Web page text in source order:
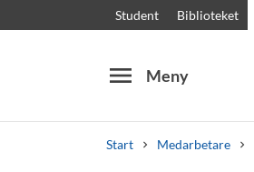
Student Biblioteket
menu Meny
Start Medarbetare